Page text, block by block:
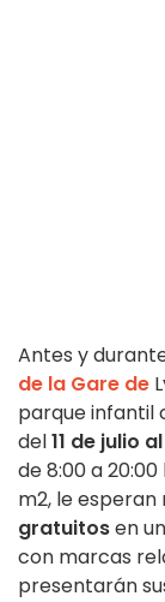
Antes y
de la Gare de
parque infantil
del11 de julio
de 8:00 a
m2, le
gratuitosen
con marcas
presentarán